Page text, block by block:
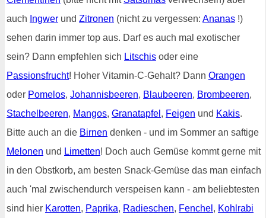
auch Ingwer und Zitronen (nicht zu vergessen: Ananas !)
sehen darin immer top aus. Darf es auch mal exotischer
sein? Dann empfehlen sich Litschis oder eine
Passionsfrucht! Hoher Vitamin-C-Gehalt? Dann Orangen
oder Pomelos, Johannisbeeren, Blaubeeren, Brombeeren,
Stachelbeeren, Mangos, Granatapfel , Feigen und Kakis.
Bitte auch an die Birnen denken - und im Sommer an saftige
Melonen und Limetten! Doch auch Gemüse kommt gerne mit
in den Obstkorb, am besten Snack-Gemüse das man einfach
auch 'mal zwischendurch verspeisen kann - am beliebtesten
sind hier Karotten, Paprika, Radieschen, Fenchel , Kohlrabi